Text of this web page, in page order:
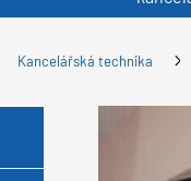
Kancelářská technika